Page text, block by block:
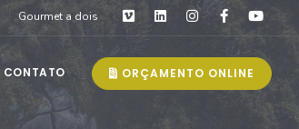
Gourmet a dois
ORÇAMENTO ONLINE
CONTATO